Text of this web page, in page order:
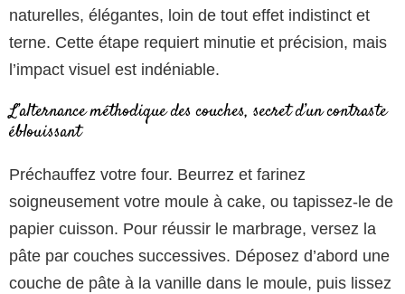
naturelles, élégantes, loin de tout effet indistinct et
terne. Cette étape requiert minutie et précision, mais
l’impact visuel est indéniable.
L’alternance méthodique des couches, secret d’un contraste
éblouissant
Préchauffez votre four. Beurrez et farinez
soigneusement votre moule à cake, ou tapissez-le de
papier cuisson. Pour réussir le marbrage, versez la
pâte par couches successives. Déposez d’abord une
couche de pâte à la vanille dans le moule, puis lissez